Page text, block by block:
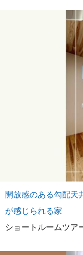
開放感のある勾配天
が感じられる家
ショートルームツア